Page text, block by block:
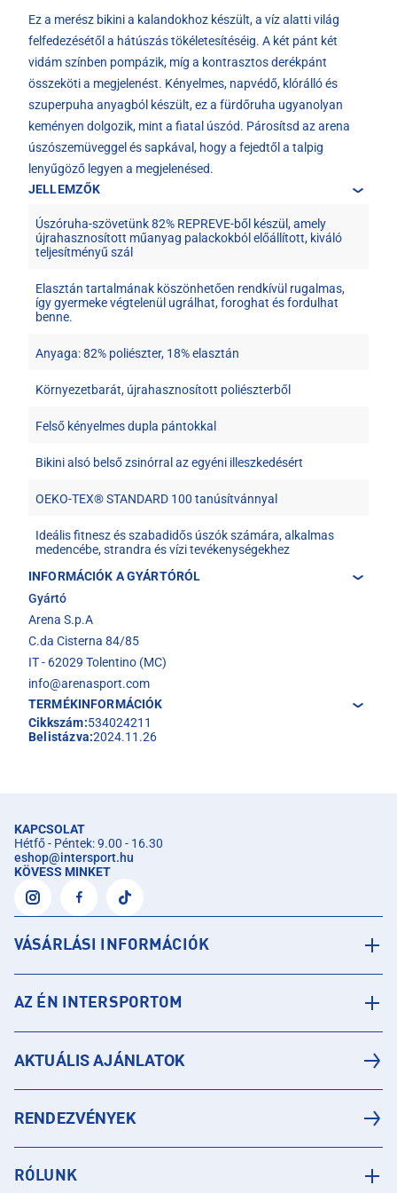
Ez a merész bikini a kalandokhoz készült, a víz alatti világ
felfedezésétől a hátúszás tökéletesítéséig. A két pánt két
vidám színben pompázik, míg a kontrasztos derékpánt
összeköti a megjelenést. Kényelmes, napvédő, klórálló és
szuperpuha anyagból készült, ez a fürdőruha ugyanolyan
keményen dolgozik, mint a fiatal úszód. Párosítsd az arena
úszószemüveggel és sapkával, hogy a fejedtől a talpig
lenyűgöző legyen a megjelenésed.
JELLEMZŐK
Úszóruha-szövetünk 82% REPREVE-ből készül, amely
újrahasznosított műanyag palackokból előállított, kiváló
teljesítményű szál
Elasztán tartalmának köszönhetően rendkívül rugalmas,
így gyermeke végtelenül ugrálhat, foroghat és fordulhat
benne.
Anyaga: 82% poliészter, 18% elasztán
Környezetbarát, újrahasznosított poliészterből
Felső kényelmes dupla pántokkal
Bikini alsó belső zsinórral az egyéni illeszkedésért
OEKO-TEX® STANDARD 100 tanúsítvánnyal
Ideális fitnesz és szabadidős úszók számára, alkalmas
medencébe, strandra és vízi tevékenységekhez
INFORMÁCIÓK A GYÁRTÓRÓL
Gyártó
Arena S.p.A
C.da Cisterna 84/85
IT - 62029 Tolentino (MC)
info@arenasport.com
TERMÉKINFORMÁCIÓK
Cikkszám:534024211
Belistázva:2024.11.26
KAPCSOLAT
Hétfő - Péntek: 9.00 - 16.30
eshop@intersport.hu
KÖVESS MINKET
VÁSÁRLÁSI INFORMÁCIÓK
AZ ÉN INTERSPORTOM
AKTUÁLIS AJÁNLATOK
RENDEZVÉNYEK
RÓLUNK